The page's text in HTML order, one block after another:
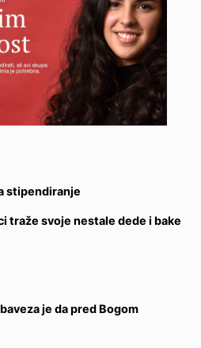
stipendiranje
traže svoje nestale dede i bake
je da pred Bogom